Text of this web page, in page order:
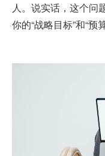
人。说实话，这个问
你的“战略目标”和“预